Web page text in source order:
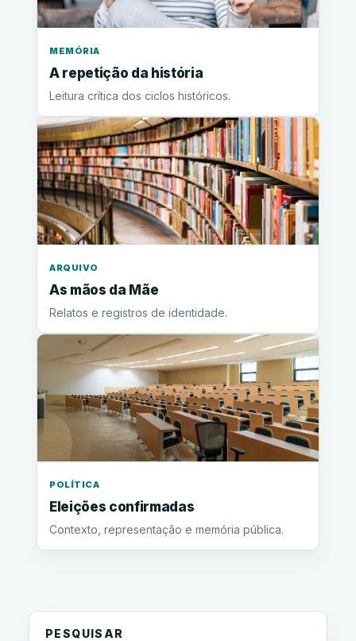
MEMÓRIA
A repetição da história
Leitura crítica dos ciclos históricos.
ARQUIVO
As mãos da Mãe
Relatos e registros de identidade.
POLÍTICA
Eleições confirmadas
Contexto, representação e memória pública.
PESQUISAR